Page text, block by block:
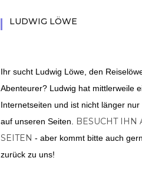
LUDWIG LÖWE
Ihr sucht Ludwig Löwe, den
Abenteurer? Ludwig hat mittlerweile
Internetseiten und ist nicht länger
auf unseren Seiten.
BESUCHT IHN
SEITEN - aber kommt bitte auch
zurück zu uns!